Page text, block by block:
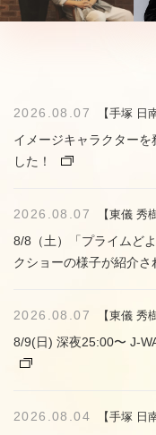
2026.08.07 【手塚 日
イメージキャラクター
した！
2026.08.07 【東儀 秀
8/8（土）「プライムど
クショーの様子が紹介さ
2026.08.07 【東儀 秀
8/9(日) 深夜25:00〜 J-
2026.08.04 【手塚 日